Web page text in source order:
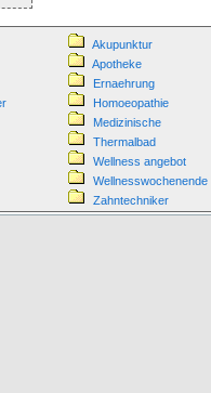
Akupunktur
Apotheke
Ernaehrung
Homoeopathie
Medizinische
Thermalbad
Wellness angebot
Wellnesswochenende
Zahntechniker